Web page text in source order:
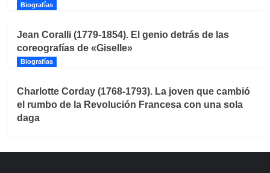
Biografías
Jean Coralli (1779-1854). El genio detrás de las
coreografías de «Giselle»
Biografías
Charlotte Corday (1768-1793). La joven que cambió
el rumbo de la Revolución Francesa con una sola
daga